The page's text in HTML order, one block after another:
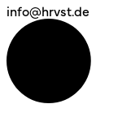
info@hrvst.de